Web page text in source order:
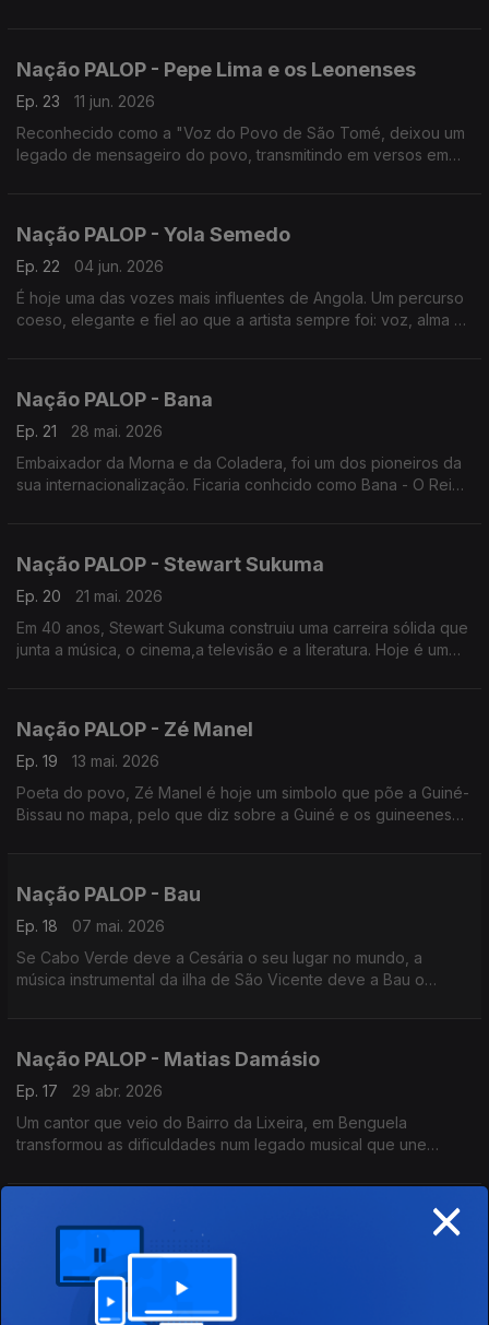
Nação PALOP - Pepe Lima e os Leonenses
Ep. 23
11 jun. 2026
Reconhecido como a "Voz do Povo de São Tomé, deixou um
legado de mensageiro do povo, transmitindo em versos em
Nação PALOP - Yola Semedo
Ep. 22
04 jun. 2026
É hoje uma das vozes mais influentes de Angola. Um percurso
coeso, elegante e fiel ao que a artista sempre foi: voz, alma e
Nação PALOP - Bana
Ep. 21
28 mai. 2026
Embaixador da Morna e da Coladera, foi um dos pioneiros da
sua internacionalização. Ficaria conhcido como Bana - O Rei
Nação PALOP - Stewart Sukuma
Ep. 20
21 mai. 2026
Em 40 anos, Stewart Sukuma construiu uma carreira sólida que
junta a música, o cinema,a televisão e a literatura. Hoje é um
Nação PALOP - Zé Manel
Ep. 19
13 mai. 2026
Poeta do povo, Zé Manel é hoje um simbolo que põe a Guiné-
Bissau no mapa, pelo que diz sobre a Guiné e os guineeneses
Nação PALOP - Bau
Ep. 18
07 mai. 2026
Se Cabo Verde deve a Cesária o seu lugar no mundo, a
música instrumental da ilha de São Vicente deve a Bau o
Nação PALOP - Matias Damásio
Ep. 17
29 abr. 2026
Um cantor que veio do Bairro da Lixeira, em Benguela
transformou as dificuldades num legado musical que une
resiliênica angolana. Um programa de Nuno Sardinha
Nação PALOP - Ferro Gaita
23 abr. 2026
Se o Funaná é a Pulsação da Ilha do Santiago,os Ferro Gaita
são o motor que o acelerou para o século XXI. Um programa
×